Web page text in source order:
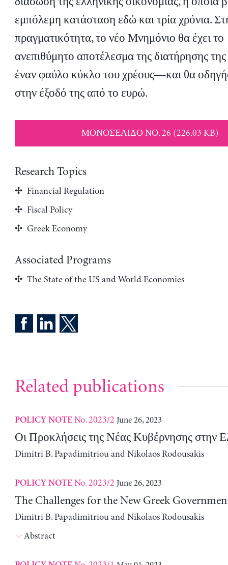
εμπόλεμη κατάσταση εδώ και τρία χρόνια.
πραγματικότητα, το νέο Μνημόνιο θα έχει το
ανεπιθύμητο αποτέλεσμα της διατήρησης
έναν φαύλο κύκλο του χρέους—και θα
στην έξοδό της από το ευρώ.
ΜΟΝΟΣΈΛΙΔΟ ΝΟ. 26 (226.03 KB)
Research Topics
Financial Regulation
Fiscal Policy
Greek Economy
Associated Programs
The State of the US and World Economies
Related publications
POLICY NOTENo. 2023/2 June 26, 2023
Οι Προκλήσεις της Νέας Κυβέρνησης στην
Dimitri B. Papadimitriou and Nikolaos Rodousakis
POLICY NOTENo. 2023/2 June 26, 2023
The Challenges for the New Greek
Dimitri B. Papadimitriou and Nikolaos Rodousakis
Abstract